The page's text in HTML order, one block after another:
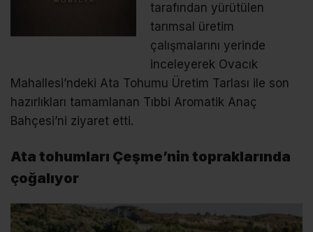
tarafından yürütülen
tarımsal üretim
çalışmalarını yerinde
inceleyerek Ovacık
Mahallesi’ndeki Ata Tohumu Üretim Tarlası ile son
hazırlıkları tamamlanan Tıbbi Aromatik Anaç
Bahçesi’ni ziyaret etti.
Ata tohumları Çeşme’nin topraklarında
çoğalıyor